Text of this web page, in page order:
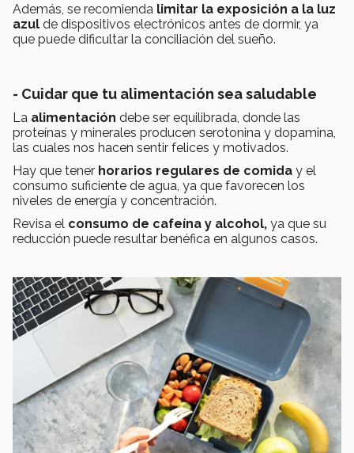
Además, se recomienda limitar la exposición a la luz
azul de dispositivos electrónicos antes de dormir, ya
que puede dificultar la conciliación del sueño.
- Cuidar que tu alimentación sea saludable
La alimentación debe ser equilibrada, donde las
proteínas y minerales producen serotonina y dopamina,
las cuales nos hacen sentir felices y motivados.
Hay que tener horarios regulares de comida y el
consumo suficiente de agua, ya que favorecen los
niveles de energía y concentración.
Revisa el consumo de cafeína y alcohol, ya que su
reducción puede resultar benéfica en algunos casos.